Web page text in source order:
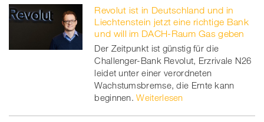
Revolut ist in Deutschland und in
Liechtenstein jetzt eine richtige Bank
und will im DACH-Raum Gas geben
Der Zeitpunkt ist günstig für die
Challenger-Bank Revolut, Erzrivale N26
leidet unter einer verordneten
Wachstumsbremse, die Ernte kann
beginnen. Weiterlesen